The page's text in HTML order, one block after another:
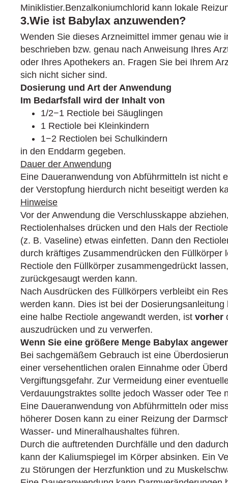
Miniklistier.Benzalkoniumchlorid kann lokale
3.Wie ist Babylax anzuwenden?
Wenden Sie dieses Arzneimittel immer genau wie
beschrieben bzw. genau nach Anweisung Ihres
oder Ihres Apothekers an. Fragen Sie bei Ihrem
sich nicht sicher sind.
Dosierung und Art der Anwendung
Im Bedarfsfall wird der Inhalt von
1/2−1 Rectiole bei Säuglingen
1 Rectiole bei Kleinkindern
1−2 Rectiolen bei Schulkindern
in den Enddarm gegeben.
Dauer der Anwendung
Eine Daueranwendung von Abführmitteln ist nicht
der Verstopfung hierdurch nicht beseitigt werden
Hinweise
Vor der Anwendung die Verschlusskappe
Rectiolenhalses drücken und den Hals der
(z. B. Vaseline) etwas einfetten. Dann den
durch kräftiges Zusammendrücken den Füllkörper
Rectiole den Füllkörper zusammengedrückt
zurückgesaugt werden kann.
Nach Ausdrücken des Füllkörpers verbleibt ein
werden kann. Dies ist bei der
eine halbe Rectiole angewandt werden, ist vorher
auszudrücken und zu verwerfen.
Wenn Sie eine größere Menge Babylax
Bei sachgemäßem Gebrauch ist eine
einer versehentlichen oralen Einnahme oder
Vergiftungsgefahr. Zur Vermeidung einer
Verdauungstraktes sollte jedoch Wasser oder Tee
Eine Daueranwendung von Abführmitteln oder
höherer Dosen kann zu einer Reizung der
Wasser- und Mineralhaushaltes führen.
Durch die auftretenden Durchfälle und den
kann der Kaliumspiegel im Körper absinken. Ein
zu Störungen der Herzfunktion und zu